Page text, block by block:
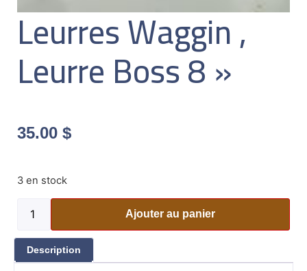
Leurres Waggin ,
Leurre Boss 8 »
35.00 $
3 en stock
Ajouter au panier
Description